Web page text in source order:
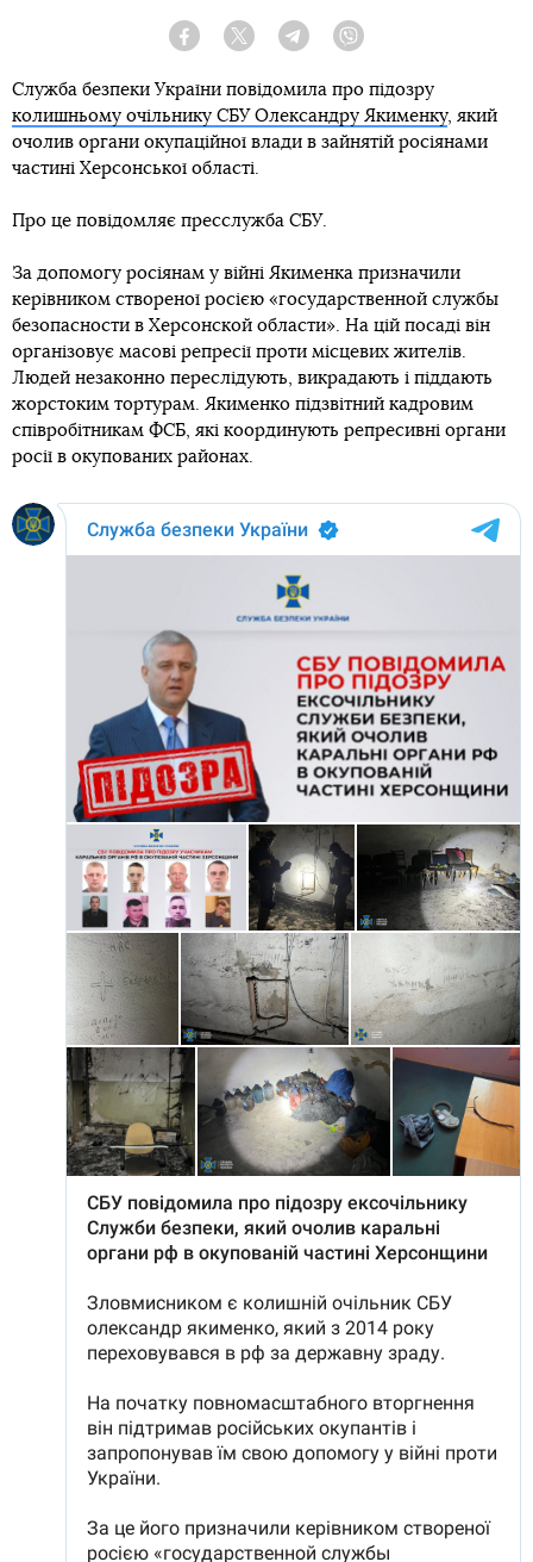
Facebook Twitter Telegram
Служба безпеки України повідомила про підозру
колишньому очільнику СБУ Олександру Якименку, який
очолив органи окупаційної влади в зайнятій росіянами
частині Херсонської області.
Про це повідомляє пресслужба СБУ.
За допомогу росіянам у війні Якименка призначили
керівником створеної росією «государственной службы
безопасности в Херсонской области». На цій посаді він
організовує масові репресії проти місцевих жителів.
Людей незаконно переслідують, викрадають і піддають
жорстоким тортурам. Якименко підзвітний кадровим
співробітникам ФСБ, які координують репресивні органи
росії в окупованих районах.